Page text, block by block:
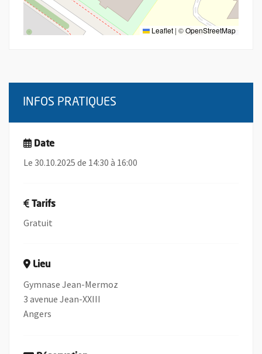
Leaflet | ©OpenStreetMap
INFOS PRATIQUES
Date
Le 30.10.2025 de 14:30 à 16:00
Tarifs
Gratuit
Lieu
Gymnase Jean-Mermoz
3 avenue Jean-XXIII
Angers